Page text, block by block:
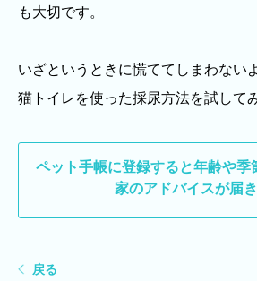
も大切です。
いざというときに慌ててしまわない
猫トイレを使った採尿方法を試して
ペット手帳に登録すると年齢や季
家のアドバイスが届
戻る